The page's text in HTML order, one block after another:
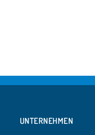
UNTERNEHMEN